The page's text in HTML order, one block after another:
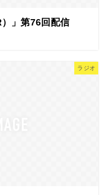
」第76回配信
ラジオ